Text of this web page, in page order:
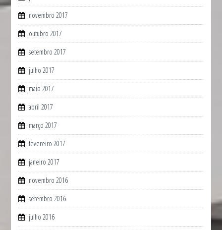
novembro 2017
outubro 2017
setembro 2017
julho 2017
maio 2017
abril 2017
março 2017
fevereiro 2017
janeiro 2017
novembro 2016
setembro 2016
julho 2016